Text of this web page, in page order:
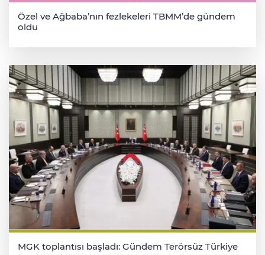
Özel ve Ağbaba’nın fezlekeleri TBMM’de gündem
oldu
MGK toplantısı başladı: Gündem Terörsüz Türkiye